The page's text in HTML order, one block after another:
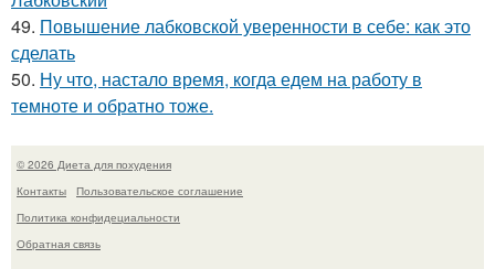
49. Повышение лабковской уверенности в себе: как это
сделать
50. Ну что, настало время, когда едем на работу в
темноте и обратно тоже.
© 2026 Диета для похудения
Контакты
Пользовательское соглашение
Политика конфидециальности
Обратная связь